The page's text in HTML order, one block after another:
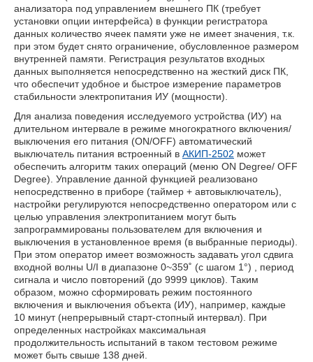
анализатора под управлением внешнего ПК (требует
установки опции интерфейса) в функции регистратора
данных количество ячеек памяти уже не имеет значения, т.к.
при этом будет снято ограничение, обусловленное размером
внутренней памяти. Регистрация результатов входных
данных выполняется непосредственно на жесткий диск ПК,
что обеспечит удобное и быстрое измерение параметров
стабильности электропитания ИУ (мощности).
Для анализа поведения исследуемого устройства (ИУ) на
длительном интервале в режиме многократного включения/
выключения его питания (ON/OFF) автоматический
выключатель питания встроенный в АКИП-2502 может
обеспечить алгоритм таких операций (меню ON Degree/ OFF
Degree). Управление данной функцией реализовано
непосредственно в приборе (таймер + автовыключатель),
настройки регулируются непосредственно оператором или с
целью управления электропитанием могут быть
запрограммированы пользователем для включения и
выключения в установленное время (в выбранные периоды).
При этом оператор имеет возможность задавать угол сдвига
входной волны U/I в диапазоне 0~359˚ (с шагом 1°) , период
сигнала и число повторений (до 9999 циклов). Таким
образом, можно сформировать режим постоянного
включения и выключения объекта (ИУ), например, каждые
10 минут (непрерывный старт-стопный интервал). При
определенных настройках максимальная
продолжительность испытаний в таком тестовом режиме
может быть свыше 138 дней.